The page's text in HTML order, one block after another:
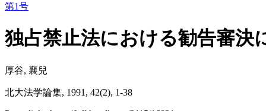
第1号
独占禁止法における勧告審決
厚谷, 襄兒
北大法学論集, 1991, 42(2), 1-38